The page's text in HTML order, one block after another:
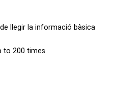
llegir la informació bàsica
to 200 times.